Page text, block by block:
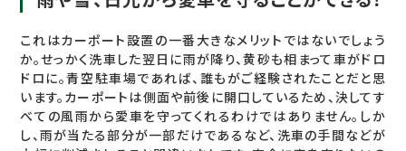
これはカーポート設置の一番大きなメリットではないでしょう
か。せっかく洗車した翌日に雨が降り、黄砂も相まって車がドロ
ドロに。青空駐車場であれば、誰もがご経験されたことだと思
います。カーポートは側面や前後に開口しているため、決してす
べての風雨から愛車を守ってくれるわけではありません。しか
し、雨が当たる部分が一部だけであるなど、洗車の手間などが